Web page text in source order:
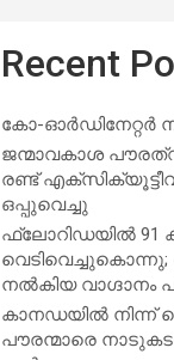
Recent
കോ-ഓർഡിനേറ്റർ
ജന്മാവകാശ
രണ്ട്
ഒപ്പുവെച്ചു
ഫ്ലോറിഡയിൽ 91
വെടിവെച്ചുകൊന്നു;
നൽകിയ വാഗ്ദാനം
കാനഡയിൽ നിന്ന്
പൗരന്മാരെ